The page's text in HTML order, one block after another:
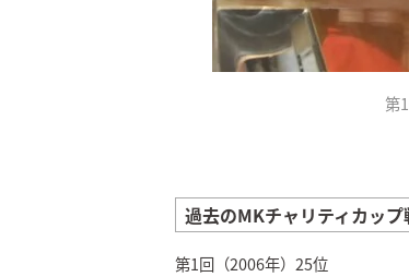
第
過去のMKチャリティカップ
第1回（2006年）25位